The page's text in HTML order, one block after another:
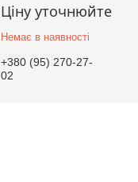
Ціну уточнюйте
Немає в наявності
+380 (95) 270-27-
02